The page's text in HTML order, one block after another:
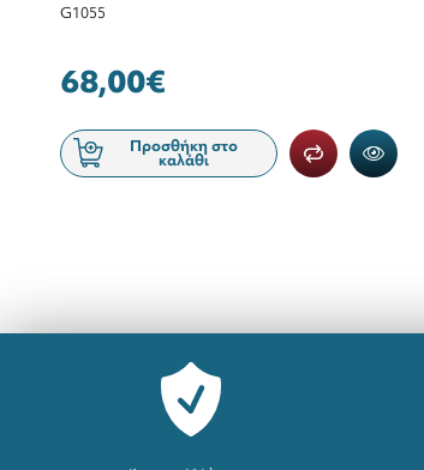
G1055
68,00€
Προσθήκη στο
καλάθι